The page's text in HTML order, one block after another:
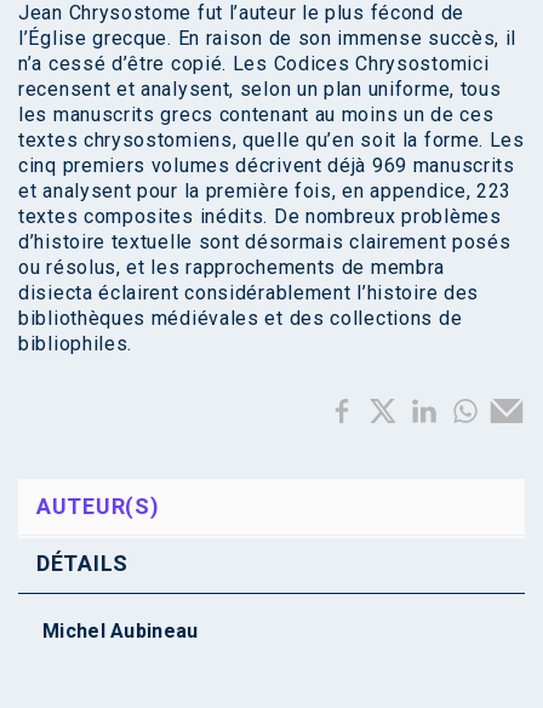
Jean Chrysostome fut l’auteur le plus fécond de
l’Église grecque. En raison de son immense succès, il
n’a cessé d’être copié. Les Codices Chrysostomici
recensent et analysent, selon un plan uniforme, tous
les manuscrits grecs contenant au moins un de ces
textes chrysostomiens, quelle qu’en soit la forme. Les
cinq premiers volumes décrivent déjà 969 manuscrits
et analysent pour la première fois, en appendice, 223
textes composites inédits. De nombreux problèmes
d’histoire textuelle sont désormais clairement posés
ou résolus, et les rapprochements de membra
disiecta éclairent considérablement l’histoire des
bibliothèques médiévales et des collections de
bibliophiles.
AUTEUR(S)
DÉTAILS
Michel Aubineau